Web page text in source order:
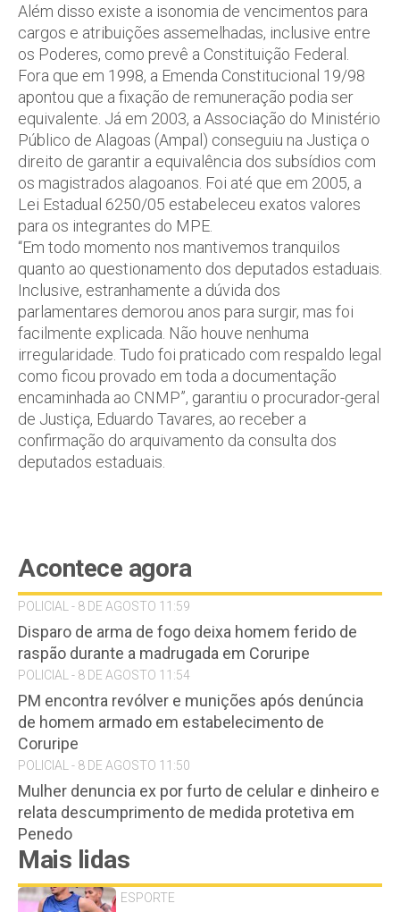
Além disso existe a isonomia de vencimentos para
cargos e atribuições assemelhadas, inclusive entre
os Poderes, como prevê a Constituição Federal.
Fora que em 1998, a Emenda Constitucional 19/98
apontou que a fixação de remuneração podia ser
equivalente. Já em 2003, a Associação do Ministério
Público de Alagoas (Ampal) conseguiu na Justiça o
direito de garantir a equivalência dos subsídios com
os magistrados alagoanos. Foi até que em 2005, a
Lei Estadual 6250/05 estabeleceu exatos valores
para os integrantes do MPE.
“Em todo momento nos mantivemos tranquilos
quanto ao questionamento dos deputados estaduais.
Inclusive, estranhamente a dúvida dos
parlamentares demorou anos para surgir, mas foi
facilmente explicada. Não houve nenhuma
irregularidade. Tudo foi praticado com respaldo legal
como ficou provado em toda a documentação
encaminhada ao CNMP”, garantiu o procurador-geral
de Justiça, Eduardo Tavares, ao receber a
confirmação do arquivamento da consulta dos
deputados estaduais.
Acontece agora
POLICIAL - 8 DE AGOSTO 11:59
Disparo de arma de fogo deixa homem ferido de
raspão durante a madrugada em Coruripe
POLICIAL - 8 DE AGOSTO 11:54
PM encontra revólver e munições após denúncia
de homem armado em estabelecimento de
Coruripe
POLICIAL - 8 DE AGOSTO 11:50
Mulher denuncia ex por furto de celular e dinheiro e
relata descumprimento de medida protetiva em
Penedo
Mais lidas
ESPORTE